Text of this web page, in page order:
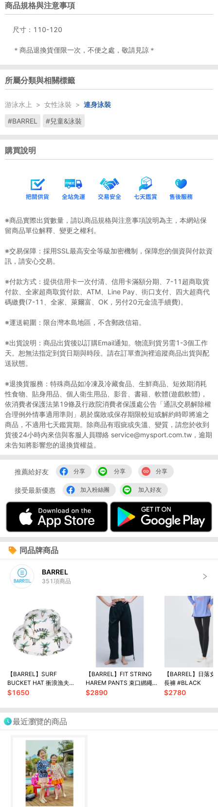
商品規格與注意事項
尺寸：110-120
＊商品退換貨僅限一次，不便之處，敬請見諒＊
所屬分類與相關標籤
游泳水上 > 女性泳裝 > 連身泳裝
#BARREL
#兒童&泳裝
購買說明
※商品實際出貨數量，請以商品規格與注意事項說明為主，本網站保
留商品單位解釋、變更之權利。
※交易保障：採用SSL最高安全等級加密機制，保障您的個資與付款資
訊，請安心交易。
※付款方式：提供信用卡一次付清、信用卡滿額分期、7-11超商取貨
付款、全家超商取貨付款、ATM、Line Pay、街口支付、四大超商代
碼繳費(7-11、全家、萊爾富、OK，另付20元金流手續費)。
※運送範圍：限台灣本島地區，不含郵政信箱。
※出貨說明：商品出貨後以訂購Email通知。物流到貨另需1-3個工作
天。恕無法指定到貨日期與時段。請在訂單查詢裡追蹤商品出貨與配
送狀態。
※退換貨服務：特殊商品如冷凍及冷藏食品、生鮮商品、短效期消耗
性食物、貼身用品、個人衛生用品、影音、書籍、軟體(遊戲軟體)，
依消費者保護法第19條及行政院消費者保護處公告「通訊交易解除權
合理例外情事適用準則」易於腐敗或保存期限較短或解約時即將逾之
商品，不適用七天鑑賞期。除商品有瑕疵或失溫、變質，請您於收到
貨後24小時內來信與客服人員聯絡 service@mysport.com.tw，逾期
未告知將影響您的退換貨權益。
推薦給好友 分享 分享 分享
接受最新優惠 加入粉絲團 加入好友
同品牌商品
BARREL
351 項商品
【BARREL】SURF
BUCKET HAT 衝浪漁夫帽
#GREEN PALM
$1650
【BARREL】FIT STRING
HAREM PANTS 束口綁繩
哈倫褲 #BLACK
$2890
【BARREL】日落
長褲 #BLACK
$2780
最近瀏覽的商品